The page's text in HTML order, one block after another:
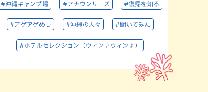
#沖縄キャンプ場 #アナウンサーズ #復帰を知る
#アゲアゲめし #沖縄の人々 #聞いてみた
#ホテルセレクション（ウィン♪ウィン♪）